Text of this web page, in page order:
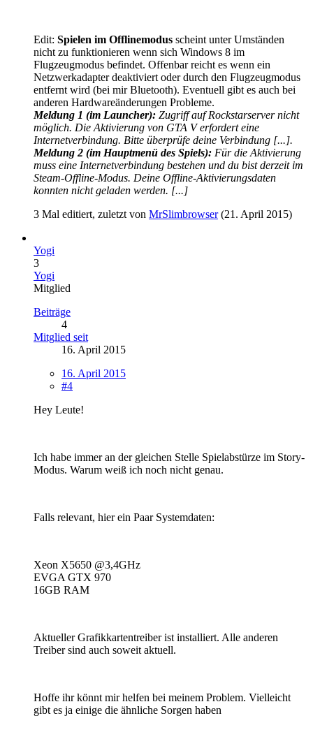
Edit: Spielen im Offlinemodus scheint unter Umständen
nicht zu funktionieren wenn sich Windows 8 im
Flugzeugmodus befindet. Offenbar reicht es wenn ein
Netzwerkadapter deaktiviert oder durch den Flugzeugmodus
entfernt wird (bei mir Bluetooth). Eventuell gibt es auch bei
anderen Hardwareänderungen Probleme.
Meldung 1 (im Launcher): Zugriff auf Rockstarserver nicht
möglich. Die Aktivierung von GTA V erfordert eine
Internetverbindung. Bitte überprüfe deine Verbindung [...].
Meldung 2 (im Hauptmenü des Spiels): Für die Aktivierung
muss eine Internetverbindung bestehen und du bist derzeit im
Steam-Offline-Modus. Deine Offline-Aktivierungsdaten
konnten nicht geladen werden. [...]
3 Mal editiert, zuletzt von MrSlimbrowser(21. April 2015)
Yogi
3
Yogi
Mitglied
Beiträge
4
Mitglied seit
16. April 2015
16. April 2015
#4
Hey Leute!
Ich habe immer an der gleichen Stelle Spielabstürze im Story-
Modus. Warum weiß ich noch nicht genau.
Falls relevant, hier ein Paar Systemdaten:
Xeon X5650 @3,4GHz
EVGA GTX 970
16GB RAM
Aktueller Grafikkartentreiber ist installiert. Alle anderen
Treiber sind auch soweit aktuell.
Hoffe ihr könnt mir helfen bei meinem Problem. Vielleicht
gibt es ja einige die ähnliche Sorgen haben